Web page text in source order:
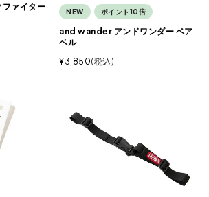
ァイター
NEW ポイント10倍
and wander アンドワンダー ベア
ベル
¥3,850 税込